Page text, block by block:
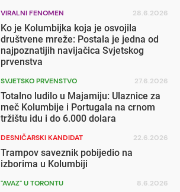
VIRALNI FENOMEN 28.6.2026
Ko je Kolumbijka koja je osvojila
društvene mreže: Postala je jedna od
najpoznatijih navijačica Svjetskog
prvenstva
SVJETSKO PRVENSTVO 27.6.2026
Totalno ludilo u Majamiju: Ulaznice za
meč Kolumbije i Portugala na crnom
tržištu idu i do 6.000 dolara
DESNIČARSKI KANDIDAT 22.6.2026
Trampov saveznik pobijedio na
izborima u Kolumbiji
"AVAZ" U TORONTU 8.6.2026